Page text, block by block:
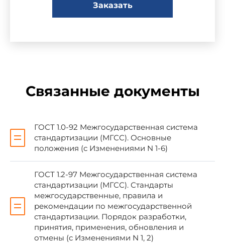
195 "Материалы лакокрасочные"
2 ВНЕСЕН Федеральным агентством по
по стандартизации, метрологии и
сертификации (протокол N 24 от 6 июня 2006 г.)
За принятие проголосовали:
Краткое наименование
страны по МК (ИСО 3166)
004-97
004-97
Азербайджан AZ
Армения AM
Заказать
Связанные документы
ГОСТ 1.0-92 Межгосударственная система
стандартизации (МГСС). Основные
положения (с Изменениями N 1-6)
ГОСТ 1.2-97 Межгосударственная система
стандартизации (МГСС). Стандарты
межгосударственные, правила и
рекомендации по межгосударственной
стандартизации. Порядок разработки,
принятия, применения, обновления и
отмены (с Изменениями N 1, 2)